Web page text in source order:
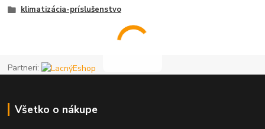
klimatizácia-príslušenstvo
Partneri:
Všetko o nákupe